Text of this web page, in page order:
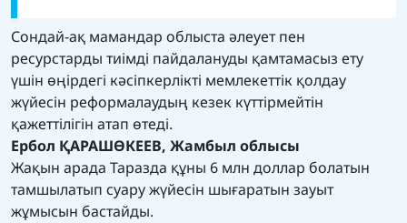
Сондай-ақ мамандар облыста әлеует пен
ресурстарды тиімді пайдалануды қамтамасыз ету
үшін өңірдегі кәсіпкерлікті мемлекеттік қолдау
жүйесін реформалаудың кезек күттірмейтін
қажеттілігін атап өтеді.
Ербол ҚАРАШӨКЕЕВ, Жамбыл облысы
Жақын арада Таразда құны 6 млн доллар болатын
тамшылатып суару жүйесін шығаратын зауыт
жұмысын бастайды.